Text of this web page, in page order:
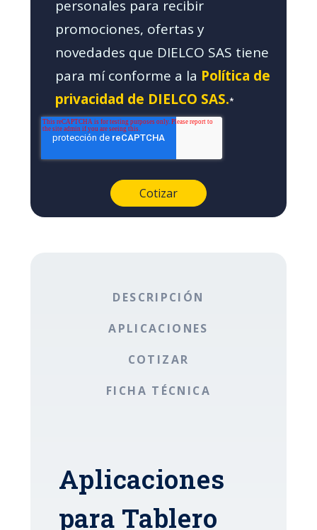
personales para recibir
promociones, ofertas y
novedades que DIELCO SAS tiene
para mí conforme a la Política de
privacidad de DIELCO SAS.*
DESCRIPCIÓN
APLICACIONES
COTIZAR
FICHA TÉCNICA
Aplicaciones
para Tablero